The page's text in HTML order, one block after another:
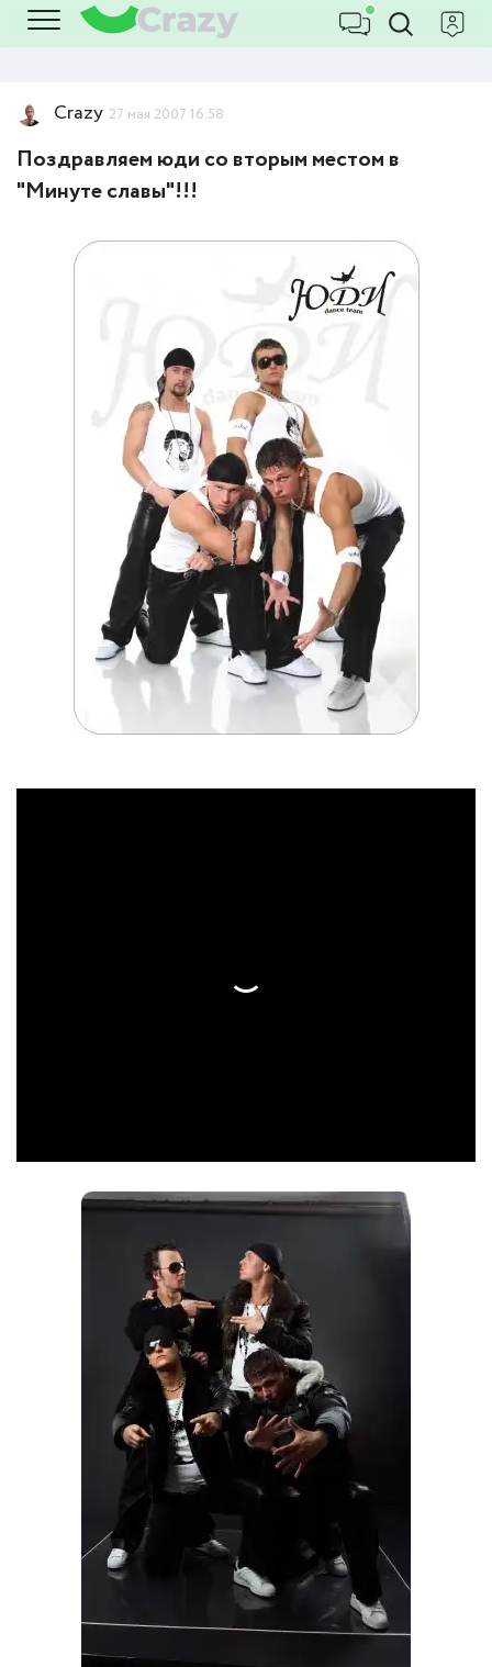
Crazy 27 мая 2007 16:58
Поздравляем юди со вторым местом в
"Минуте славы"!!!